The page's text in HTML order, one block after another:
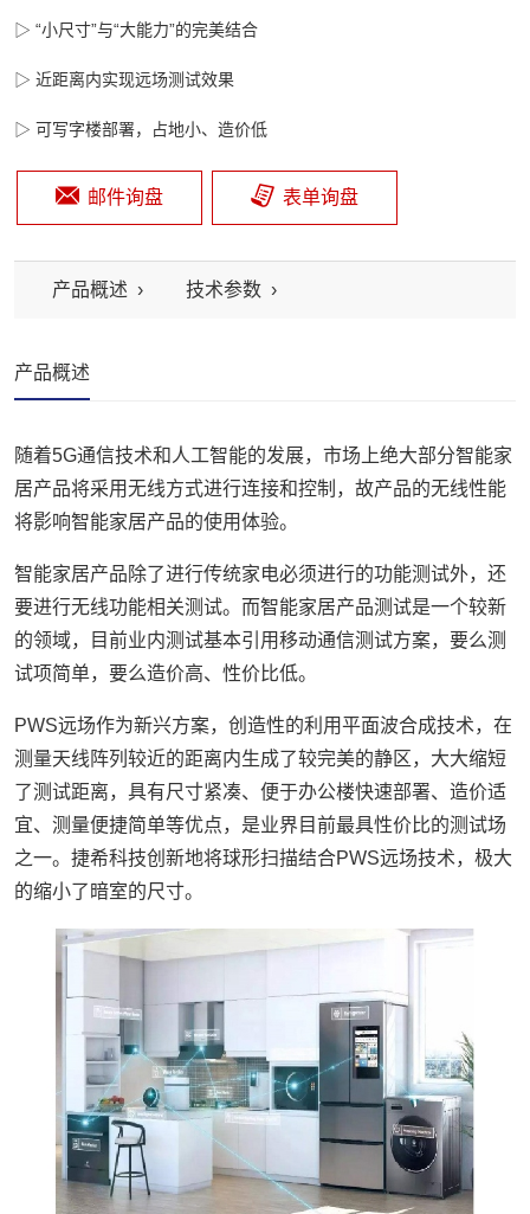
▷ “小尺寸”与“大能力”的完美结合
▷ 近距离内实现远场测试效果
▷ 可写字楼部署，占地小、造价低
邮件询盘 表单询盘
产品概述 技术参数
产品概述
随着5G通信技术和人工智能的发展，市场上绝大部分智能家
居产品将采用无线方式进行连接和控制，故产品的无线性能
将影响智能家居产品的使用体验。
智能家居产品除了进行传统家电必须进行的功能测试外，还
要进行无线功能相关测试。而智能家居产品测试是一个较新
的领域，目前业内测试基本引用移动通信测试方案，要么测
试项简单，要么造价高、性价比低。
PWS远场作为新兴方案，创造性的利用平面波合成技术，在
测量天线阵列较近的距离内生成了较完美的静区，大大缩短
了测试距离，具有尺寸紧凑、便于办公楼快速部署、造价适
宜、测量便捷简单等优点，是业界目前最具性价比的测试场
之一。捷希科技创新地将球形扫描结合PWS远场技术，极大
的缩小了暗室的尺寸。